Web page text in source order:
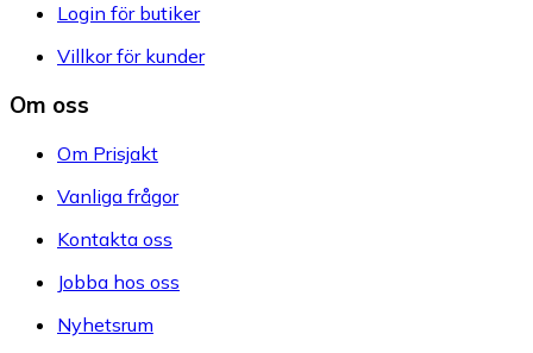
Login för butiker
Villkor för kunder
Om oss
Om Prisjakt
Vanliga frågor
Kontakta oss
Jobba hos oss
Nyhetsrum